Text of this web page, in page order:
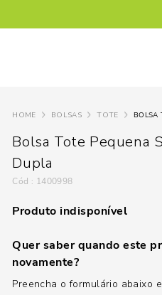
O que você
BOLSAS TOTE BOLSA
Bolsa Tote Pequena
Dupla
: 1400998
Produto indisponível
Quer saber quando este
novamente?
Preencha o formulário abaixo